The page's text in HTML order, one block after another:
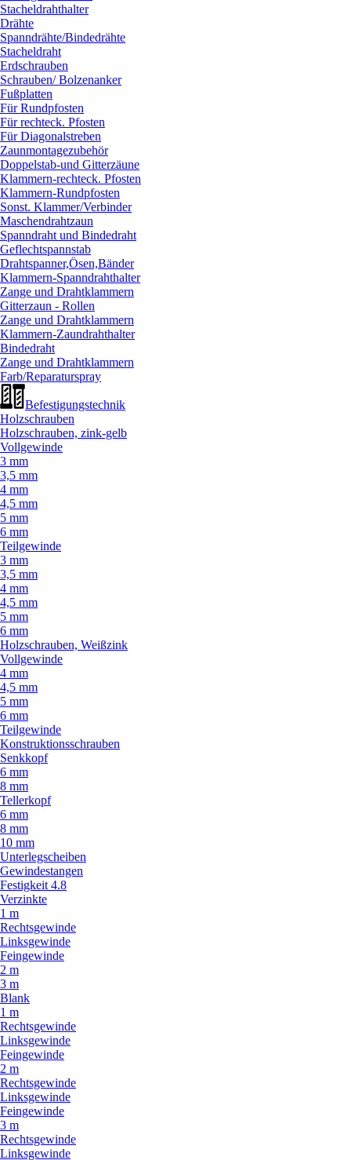
Stacheldrahthalter
Drähte
Spanndrähte/Bindedrähte
Stacheldraht
Erdschrauben
Schrauben/Bolzenanker
Fußplatten
Für Rundpfosten
Für rechteck. Pfosten
Für Diagonalstreben
Zaunmontagezubehör
Doppelstab-und Gitterzäune
Klammern-rechteck. Pfosten
Klammern-Rundpfosten
Sonst. Klammer/Verbinder
Maschendrahtzaun
Spanndraht und Bindedraht
Geflechtspannstab
Drahtspanner,Ösen,Bänder
Klammern-Spanndrahthalter
Zange und Drahtklammern
Gitterzaun - Rollen
Zange und Drahtklammern
Klammern-Zaundrahthalter
Bindedraht
Zange und Drahtklammern
Farb/Reparaturspray
Befestigungstechnik
Holzschrauben
Holzschrauben, zink-gelb
Vollgewinde
3 mm
3,5 mm
4 mm
4,5 mm
5 mm
6 mm
Teilgewinde
3 mm
3,5 mm
4 mm
4,5 mm
5 mm
6 mm
Holzschrauben, Weißzink
Vollgewinde
4 mm
4,5 mm
5 mm
6 mm
Teilgewinde
Konstruktionsschrauben
Senkkopf
6 mm
8 mm
Tellerkopf
6 mm
8 mm
10 mm
Unterlegscheiben
Gewindestangen
Festigkeit 4.8
Verzinkte
1 m
Rechtsgewinde
Linksgewinde
Feingewinde
2 m
3 m
Blank
1 m
Rechtsgewinde
Linksgewinde
Feingewinde
2 m
Rechtsgewinde
Linksgewinde
Feingewinde
3 m
Rechtsgewinde
Linksgewinde